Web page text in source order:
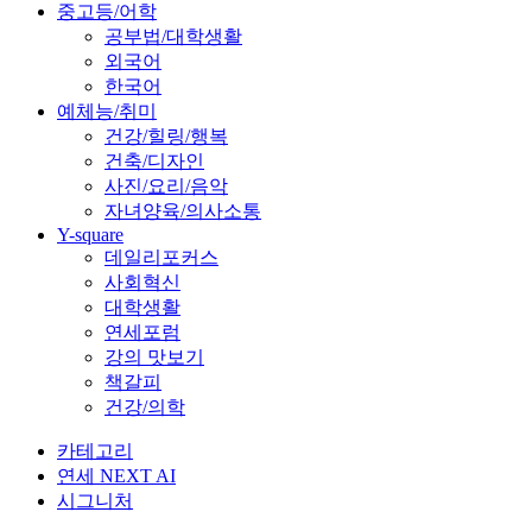
중고등/어학
공부법/대학생활
외국어
한국어
예체능/취미
건강/힐링/행복
건축/디자인
사진/요리/음악
자녀양육/의사소통
Y-square
데일리포커스
사회혁신
대학생활
연세포럼
강의 맛보기
책갈피
건강/의학
카테고리
연세 NEXT AI
시그니처